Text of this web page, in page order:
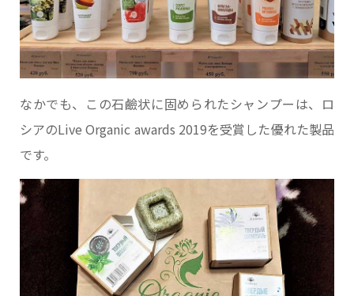
なかでも、この石鹼状に固められたシャンプーは、ロ
シアのLive Organic awards 2019を受賞した優れた製品
です。